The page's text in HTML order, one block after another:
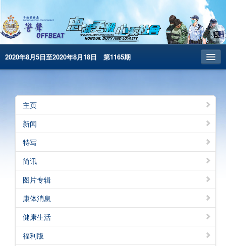
2020年8月5日至2020年8月18日 第1165期
昔日警声
警务处主页
繁体版
English
电子书版
主页
新闻
特写
简讯
图片专辑
康体消息
健康生活
福利版